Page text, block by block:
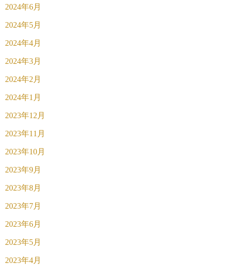
2024年6月
2024年5月
2024年4月
2024年3月
2024年2月
2024年1月
2023年12月
2023年11月
2023年10月
2023年9月
2023年8月
2023年7月
2023年6月
2023年5月
2023年4月